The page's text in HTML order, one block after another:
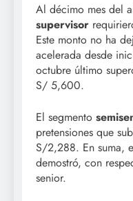
Al décimo mes del
supervisor
Este monto no ha
acelerada desde
octubre último
S/ 5,600.
El segmento
pretensiones que
S/2,288. En suma,
demostró, con
senior.